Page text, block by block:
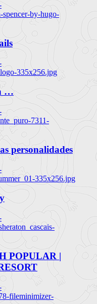
spencer-by-hugo-
335x256.jpg
…
7311-
personalidades
335x256.jpg
POPULAR |
fileminimizer-